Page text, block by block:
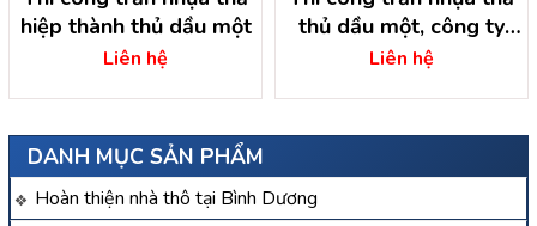
DANH MỤC SẢN PHẨM
Hoàn thiện nhà thô tại Bình Dương
hiệp thành thủ dầu một
Liên hệ
thủ dầu một, công ty
trần nhựa bình dương
Liên hệ